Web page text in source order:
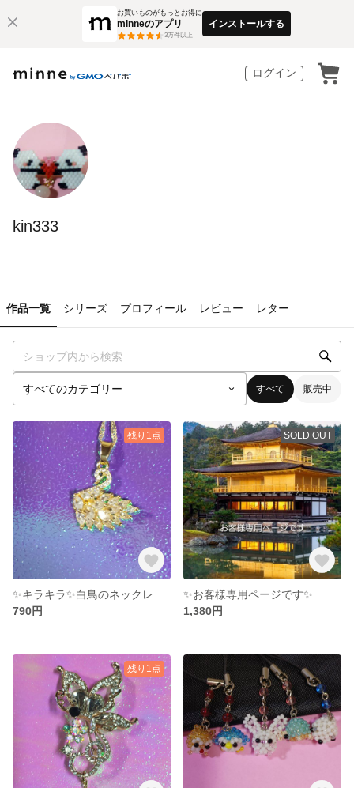
お買いものがもっとお得に
minneのアプリ
3万件以上
インストールする
ログイン
kin333
作品一覧 シリーズ プロフィール レビュー レター
すべて 販売中
残り1点
790円
SOLD OUT
✨お客様専用ページです✨
1,380円
残り1点